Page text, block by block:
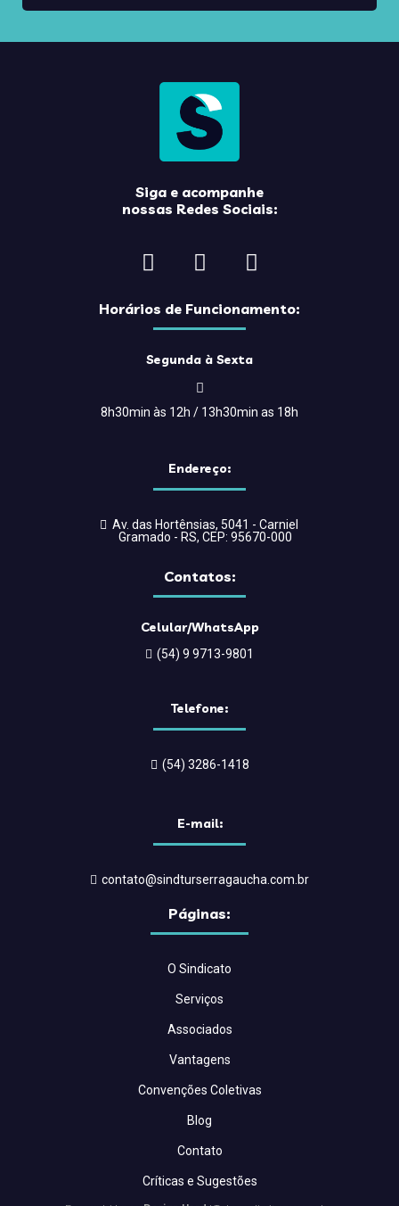
Siga e acompanhe
nossas Redes Sociais:
Horários de Funcionamento:
Segunda à Sexta
8h30min às 12h / 13h30min as 18h
Endereço:
Av. das Hortênsias, 5041 - Carniel
Gramado - RS, CEP: 95670-000
Contatos:
Celular/WhatsApp
(54) 9 9713-9801
Telefone:
(54) 3286-1418
E-mail:
contato@sindturserragaucha.com.br
Páginas:
O Sindicato
Serviços
Associados
Vantagens
Convenções Coletivas
Blog
Contato
Críticas e Sugestões